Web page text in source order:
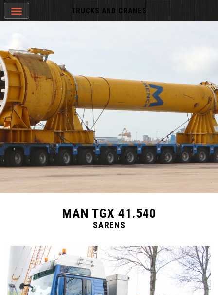
MAN TGX 41.540
SARENS
TRUCKS AND CRANES